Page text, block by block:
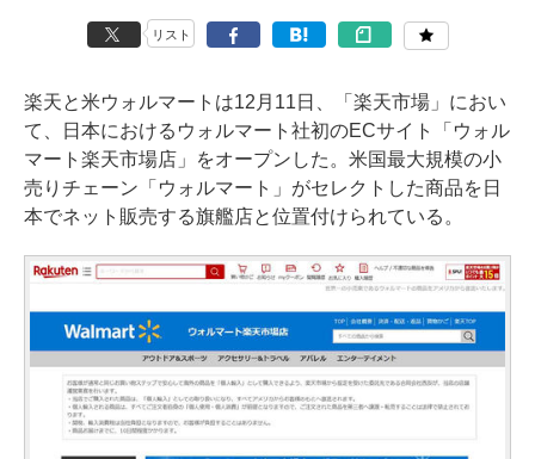
リスト
楽天と米ウォルマートは12月11日、「楽天市場」におい
て、日本におけるウォルマート社初のECサイト「ウォル
マート楽天市場店」をオープンした。米国最大規模の小
売りチェーン「ウォルマート」がセレクトした商品を日
本でネット販売する旗艦店と位置付けられている。